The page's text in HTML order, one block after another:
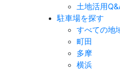
土地活用
駐車場を探す
すべての地
町田
多摩
横浜